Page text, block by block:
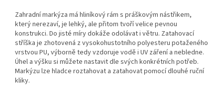
Zahradní markýza má hliníkový rám s práškovým nástřikem,
který nerezaví, je lehký, ale přitom tvoří velice pevnou
konstrukci. Do jisté míry dokáže odolávat i větru. Zatahovací
stříška je zhotovená z vysokohustotního polyesteru potaženého
vrstvou PU, výborně tedy vzdoruje vodě i UV záření a nebledne.
Úhel a výšku si můžete nastavit dle svých konkrétních potřeb.
Markýzu lze hladce roztahovat a zatahovat pomocí dlouhé ruční
kliky.